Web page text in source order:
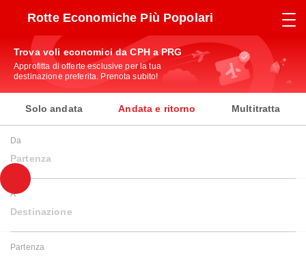
Rotte Economiche Più Popolari
Trova voli economici da CPH a PRG
Approfitta di offerte esclusive per la tua
destinazione preferita. Prenota subito!
Solo andata Andata e ritorno Multitratta
Da
Partenza
A
Destinazione
Partenza